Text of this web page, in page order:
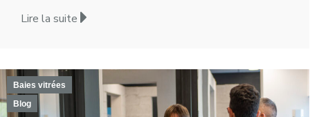
Lire la suite
Baies vitrées
Blog